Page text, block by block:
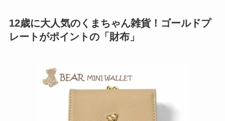
12歳に大人気のくまちゃん雑貨！ゴールドプ
レートがポイントの「財布」